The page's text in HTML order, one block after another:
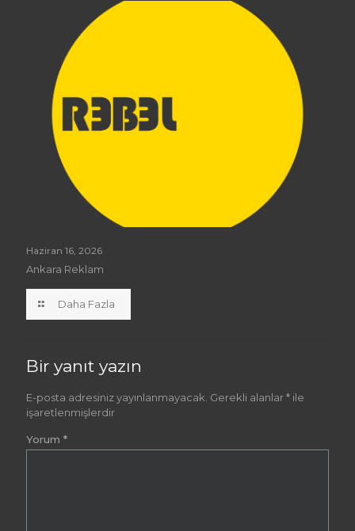
Haziran 16, 2026
Ankara Reklam
Daha Fazla
Bir yanıt yazın
E-posta adresiniz yayınlanmayacak. Gerekli alanlar* ile
işaretlenmişlerdir
Yorum *